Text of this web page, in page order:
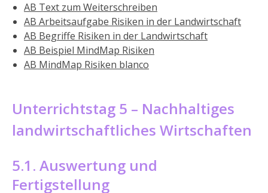
AB Text zum Weiterschreiben
AB Arbeitsaufgabe Risiken in der Landwirtschaft
AB Begriffe Risiken in der Landwirtschaft
AB Beispiel MindMap Risiken
AB MindMap Risiken blanco
Unterrichtstag 5 – Nachhaltiges
landwirtschaftliches Wirtschaften
5.1. Auswertung und
Fertigstellung